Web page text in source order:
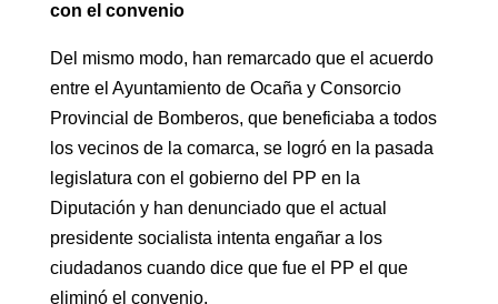
con el convenio
Del mismo modo, han remarcado que el acuerdo
entre el Ayuntamiento de Ocaña y Consorcio
Provincial de Bomberos, que beneficiaba a todos
los vecinos de la comarca, se logró en la pasada
legislatura con el gobierno del PP en la
Diputación y han denunciado que el actual
presidente socialista intenta engañar a los
ciudadanos cuando dice que fue el PP el que
eliminó el convenio.